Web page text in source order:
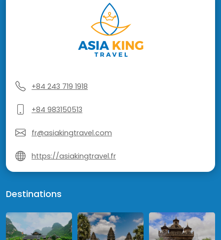
+84 243 719 1918
+84 983150513
fr@asiakingtravel.com
https://asiakingtravel.fr
Destinations